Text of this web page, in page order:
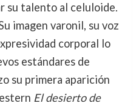
su talento al celuloide.
imagen varonil, su voz
corporal lo
estándares de
su primera aparición
El desierto de